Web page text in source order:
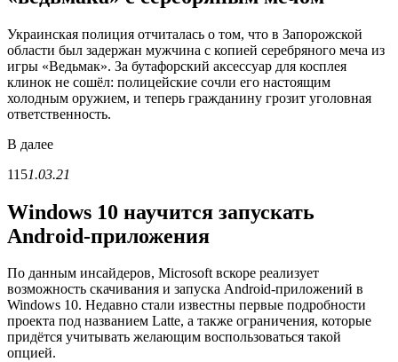
Украинская полиция отчиталась о том, что в Запорожской
области был задержан мужчина с копией серебряного меча из
игры «Ведьмак». За бутафорский аксессуар для косплея
клинок не сошёл: полицейские сочли его настоящим
холодным оружием, и теперь гражданину грозит уголовная
ответственность.
В далее
1151.03.21
Windows 10 научится запускать
Android-приложения
По данным инсайдеров, Microsoft вскоре реализует
возможность скачивания и запуска Android-приложений в
Windows 10. Недавно стали известны первые подробности
проекта под названием Latte, а также ограничения, которые
придётся учитывать желающим воспользоваться такой
опцией.